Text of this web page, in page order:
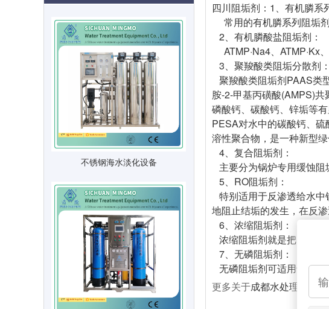
不锈钢海水淡化设备
四川阻垢剂：1、有机膦系
常用的有机膦系列阻垢
2、有机膦酸盐阻垢剂
ATMP·Na4、
3、聚羧酸类阻垢分散
聚羧酸类阻垢剂PAAS类
胺-2-甲基丙磺酸(AMPS)
磷酸钙、碳酸钙、锌垢等
PESA对水中的碳酸钙、
溶性聚合物，是一种新型
4、复合阻垢剂：
主要分为锅炉专用缓蚀
5、RO阻垢剂：
特别适用于反渗透给水
地阻止结垢的发生，在反
6、浓缩阻垢剂：
浓缩阻垢剂就是把以上
7、无磷阻垢剂：
无磷阻垢剂可适用于不同
更多关于成都水处理设备